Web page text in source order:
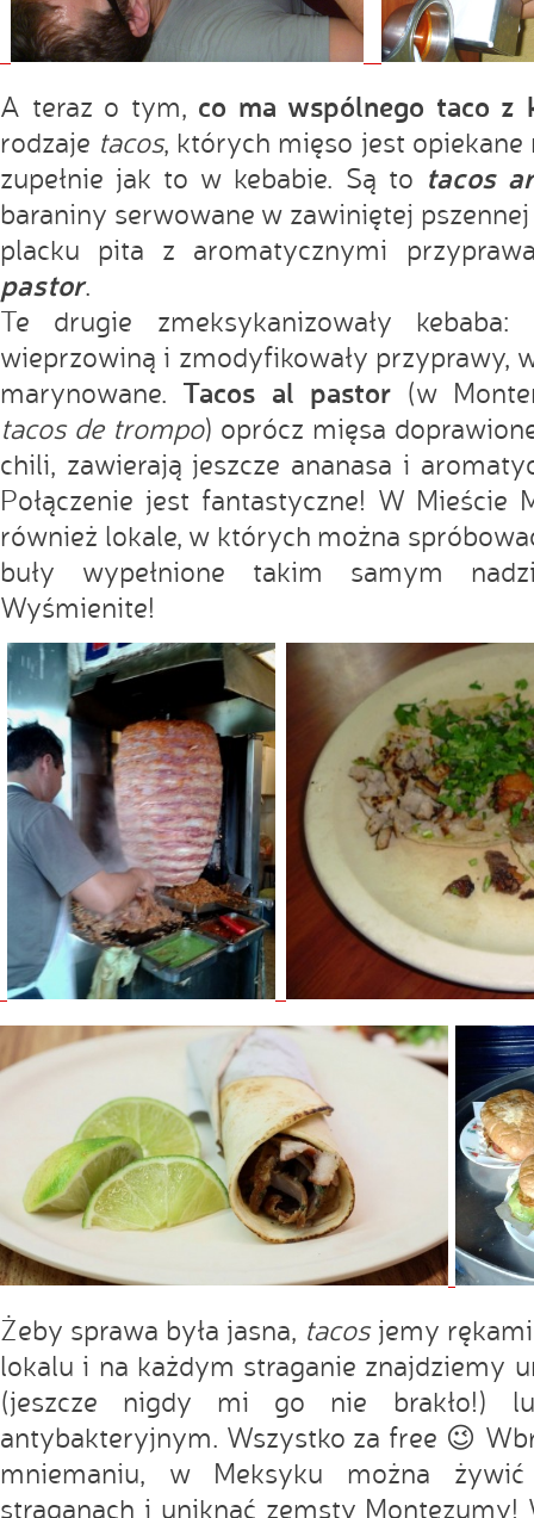
A teraz o tym, co ma wspólnego taco z
rodzaje tacos, których mięso jest
zupełnie jak to w kebabie. Są to tacos
baraniny serwowane w zawiniętej
placku pita z aromatycznymi
pastor.
Te drugie zmeksykanizowały kebaba:
wieprzowiną i zmodyfikowały przyprawy,
marynowane. Tacos al pastor(w
tacos de trompo) oprócz mięsa
chili, zawierają jeszcze ananasa i
Połączenie jest fantastyczne! W Mieście
również lokale, w których można
buły wypełnione takim samym
Wyśmienite!
Żeby sprawa była jasna, tacosjemy
lokalu i na każdym straganie znajdziemy
(jeszcze nigdy mi go nie brakło!)
antybakteryjnym. Wszystko za free 😉
mniemaniu, w Meksyku można
straganach i uniknąć zemsty Montezumy!